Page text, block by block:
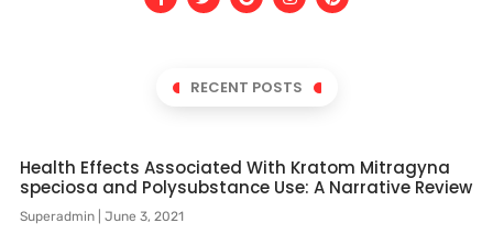
RECENT POSTS
Health Effects Associated With Kratom Mitragyna
speciosa and Polysubstance Use: A Narrative Review
Superadmin June 3, 2021